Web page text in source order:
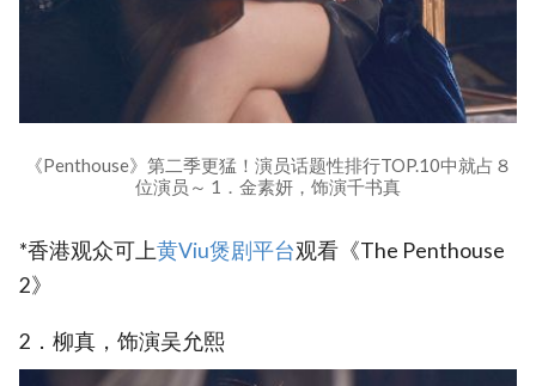
《Penthouse》第二季更猛！演员话题性排行TOP.10中就占８
位演员～ 1．金素妍，饰演千书真
*香港观众可上黄Viu煲剧平台观看《The Penthouse
2》
2．柳真，饰演吴允熙